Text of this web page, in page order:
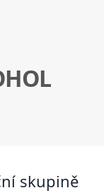
skupině